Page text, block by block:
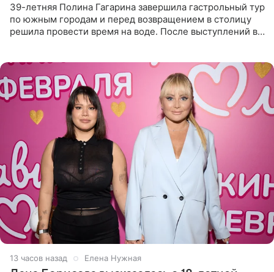
39-летняя Полина Гагарина завершила гастрольный тур
по южным городам и перед возвращением в столицу
решила провести время на воде. После выступлений в
13 часов назад Елена Нужная